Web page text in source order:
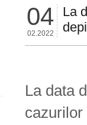
04
02.2022
La
La data